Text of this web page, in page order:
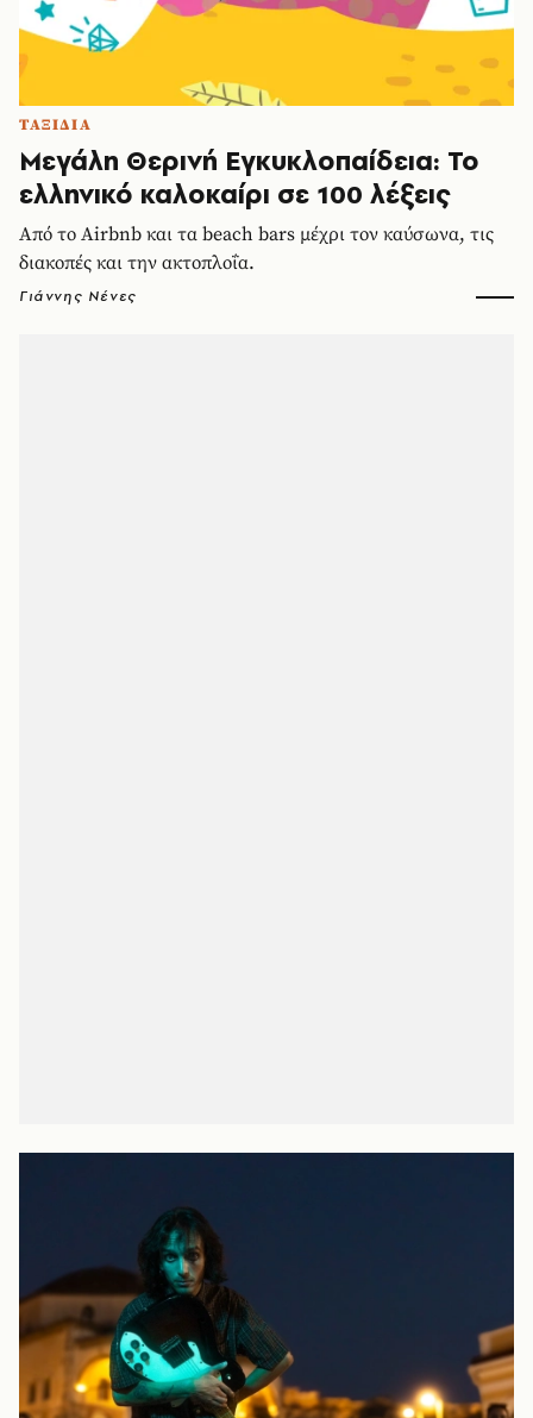
ΤΑΞΙΔΙΑ
Μεγάλη Θερινή Εγκυκλοπαίδεια: Το
ελληνικό καλοκαίρι σε 100 λέξεις
Από το Airbnb και τα beach bars μέχρι τον καύσωνα, τις
διακοπές και την ακτοπλοΐα.
Γιάννης Νένες